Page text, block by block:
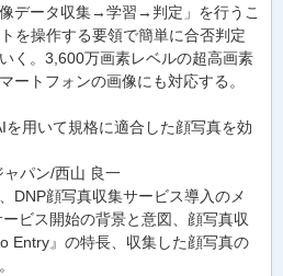
データ収集→学習→判定」を行うこ
を操作する要領で簡単に合否判定
く。3,600万画素レベルの超高画素
ートフォンの画像にも対応する。
用いて規格に適合した顔写真を効
パン/西山 良一
DNP顔写真収集サービス導入のメ
ビス開始の背景と意図、顔写真収
Entry』の特長、収集した顔写真の